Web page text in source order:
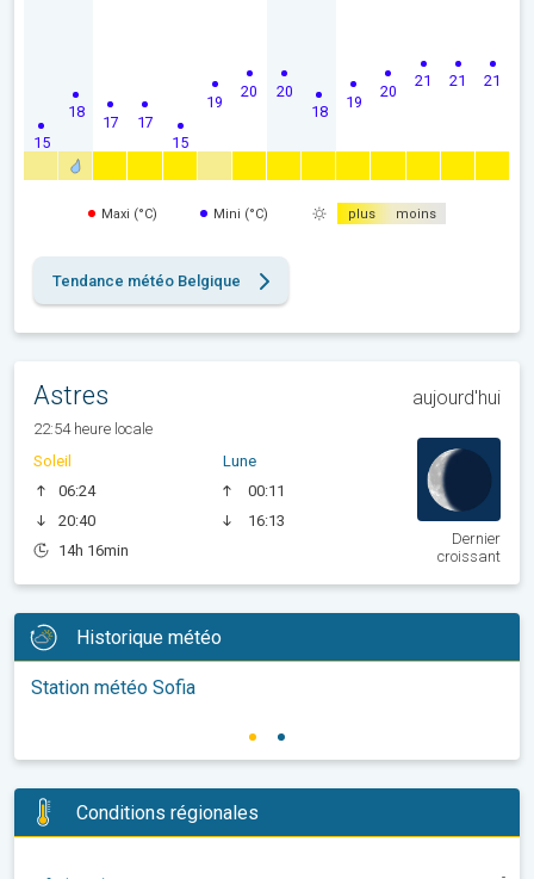
15
18
17 17
15
19
20 20
18
19
20
21 21 21
Maxi (°C) Mini (°C) plus moins
Tendance météo Belgique
Astres aujourd'hui
22:54 heure locale
Soleil
06:24
20:40
14h 16min
Lune
00:11
16:13
Dernier
croissant
Historique météo
Station météo Sofia
Conditions régionales